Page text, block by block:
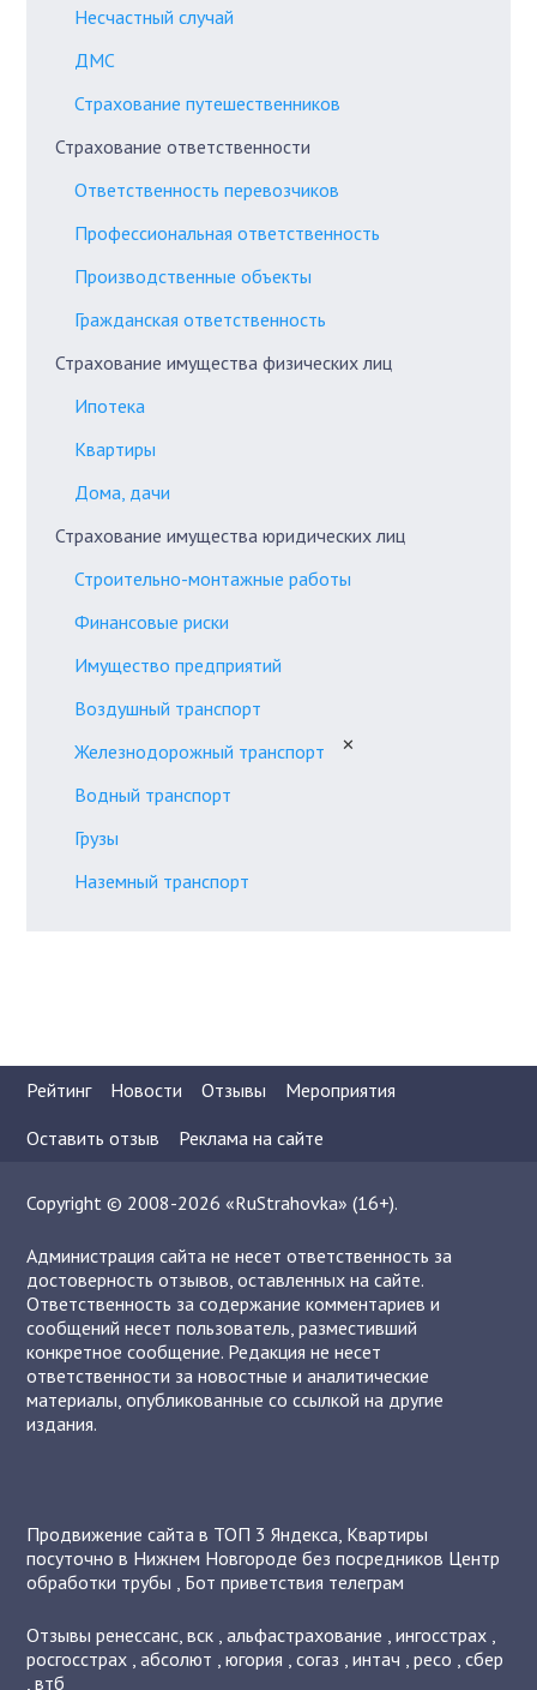
Несчастный случай
ДМС
Страхование путешественников
Страхование ответственности
Ответственность перевозчиков
Профессиональная ответственность
Производственные объекты
Гражданская ответственность
Страхование имущества физических лиц
Ипотека
Квартиры
Дома, дачи
Страхование имущества юридических лиц
Строительно-монтажные работы
Финансовые риски
Имущество предприятий
Воздушный транспорт
Железнодорожный транспорт
✕
Водный транспорт
Грузы
Наземный транспорт
Рейтинг Новости Отзывы
Мероприятия
Оставить отзыв
Реклама на сайте
Copyright © 2008-2026 «RuStrahovka» (16+).
Администрация сайта не несет ответственность за
достоверность отзывов, оставленных на сайте.
Ответственность за содержание комментариев и
сообщений несет пользователь, разместивший
конкретное сообщение. Редакция не несет
ответственности за новостные и аналитические
материалы, опубликованные со ссылкой на другие
издания.
Продвижение сайта в ТОП 3 Яндекса Квартиры
посуточно в Нижнем Новгороде без посредников Центр
обработки трубы
Бот приветствия телеграм
Отзывыренессанс ,вск ,альфастрахование ,ингосстрах
росгосстрах ,абсолют ,югория ,согаз ,интач ,ресо ,сбер
,втб